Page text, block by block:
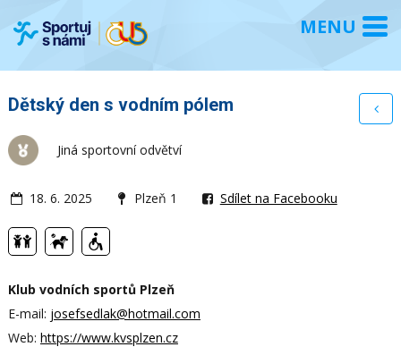
Dětský den s vodním pólem
Jiná sportovní odvětví
18. 6. 2025 Plzeň 1 Sdílet na Facebooku
Klub vodních sportů Plzeň
E-mail: josefsedlak@hotmail.com
Web: https://www.kvsplzen.cz